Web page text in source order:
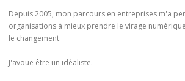
Depuis 2005, mon parcours en entreprises m'a
organisations à mieux prendre le virage
le changement.
J'avoue être un idéaliste.